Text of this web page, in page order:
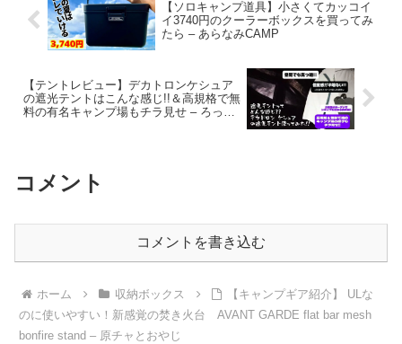
【ソロキャンプ道具】小さくてカッコイ
イ3740円のクーラーボックスを買ってみ
たら – あらなみCAMP
【テントレビュー】デカトロンケシュア
の遮光テントはこんな感じ!!＆高規格で無
料の有名キャンプ場もチラ見せ – ろっさ
コメント
コメントを書き込む
ホーム 収納ボックス
【キャンプギア紹介】 ULな
のに使いやすい！新感覚の焚き火台 AVANT GARDE flat bar mesh
bonfire stand – 原チャとおやじ